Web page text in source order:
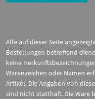
Alle auf dieser Seite
Bestellungen betreffend
keine
Warenzeichen oder Namen
Artikel. Die Angaben von
sind nicht statthaft. Die Ware